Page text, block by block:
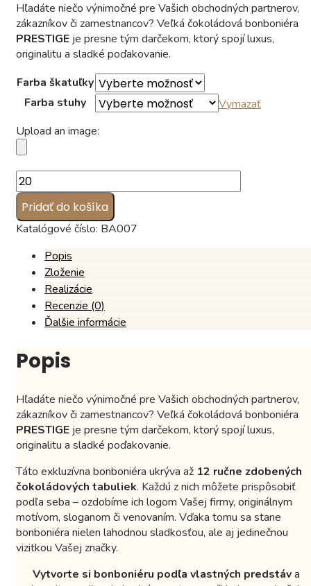
Hľadáte niečo výnimočné pre Vašich obchodných partnerov,
zákazníkov či zamestnancov? Veľká čokoládová bonboniéra
PRESTIGE je presne tým darčekom, ktorý spojí luxus,
originalitu a sladké poďakovanie.
Farba škatuľky
Farba stuhy
Vymazať
Upload an image:
množstvo
Čokoládová
bonboniéra
PRESTIGE
Pridať do košíka
Katalógové číslo: BA007
Popis
Zloženie
Realizácie
Recenzie (0)
Ďalšie informácie
Popis
Hľadáte niečo výnimočné pre Vašich obchodných partnerov,
zákazníkov či zamestnancov? Veľká čokoládová bonboniéra
PRESTIGEje presne tým darčekom, ktorý spojí luxus,
originalitu a sladké poďakovanie.
Táto exkluzívna bonboniéra ukrýva až 12 ručne zdobených
čokoládových tabuliek. Každú z nich môžete prispôsobiť
podľa seba – ozdobíme ich logom Vašej firmy, originálnym
motívom, sloganom či venovaním. Vďaka tomu sa stane
bonboniéra nielen lahodnou sladkosťou, ale aj jedinečnou
vizitkou Vašej značky.
Vytvorte si bonboniéru podľa vlastných predstáva